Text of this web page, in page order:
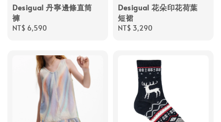
Desigual 丹寧邊條直筒
褲
Regular
NT$ 6,590
Desigual 花朵印花荷葉
短裙
Regular
NT$ 3,290